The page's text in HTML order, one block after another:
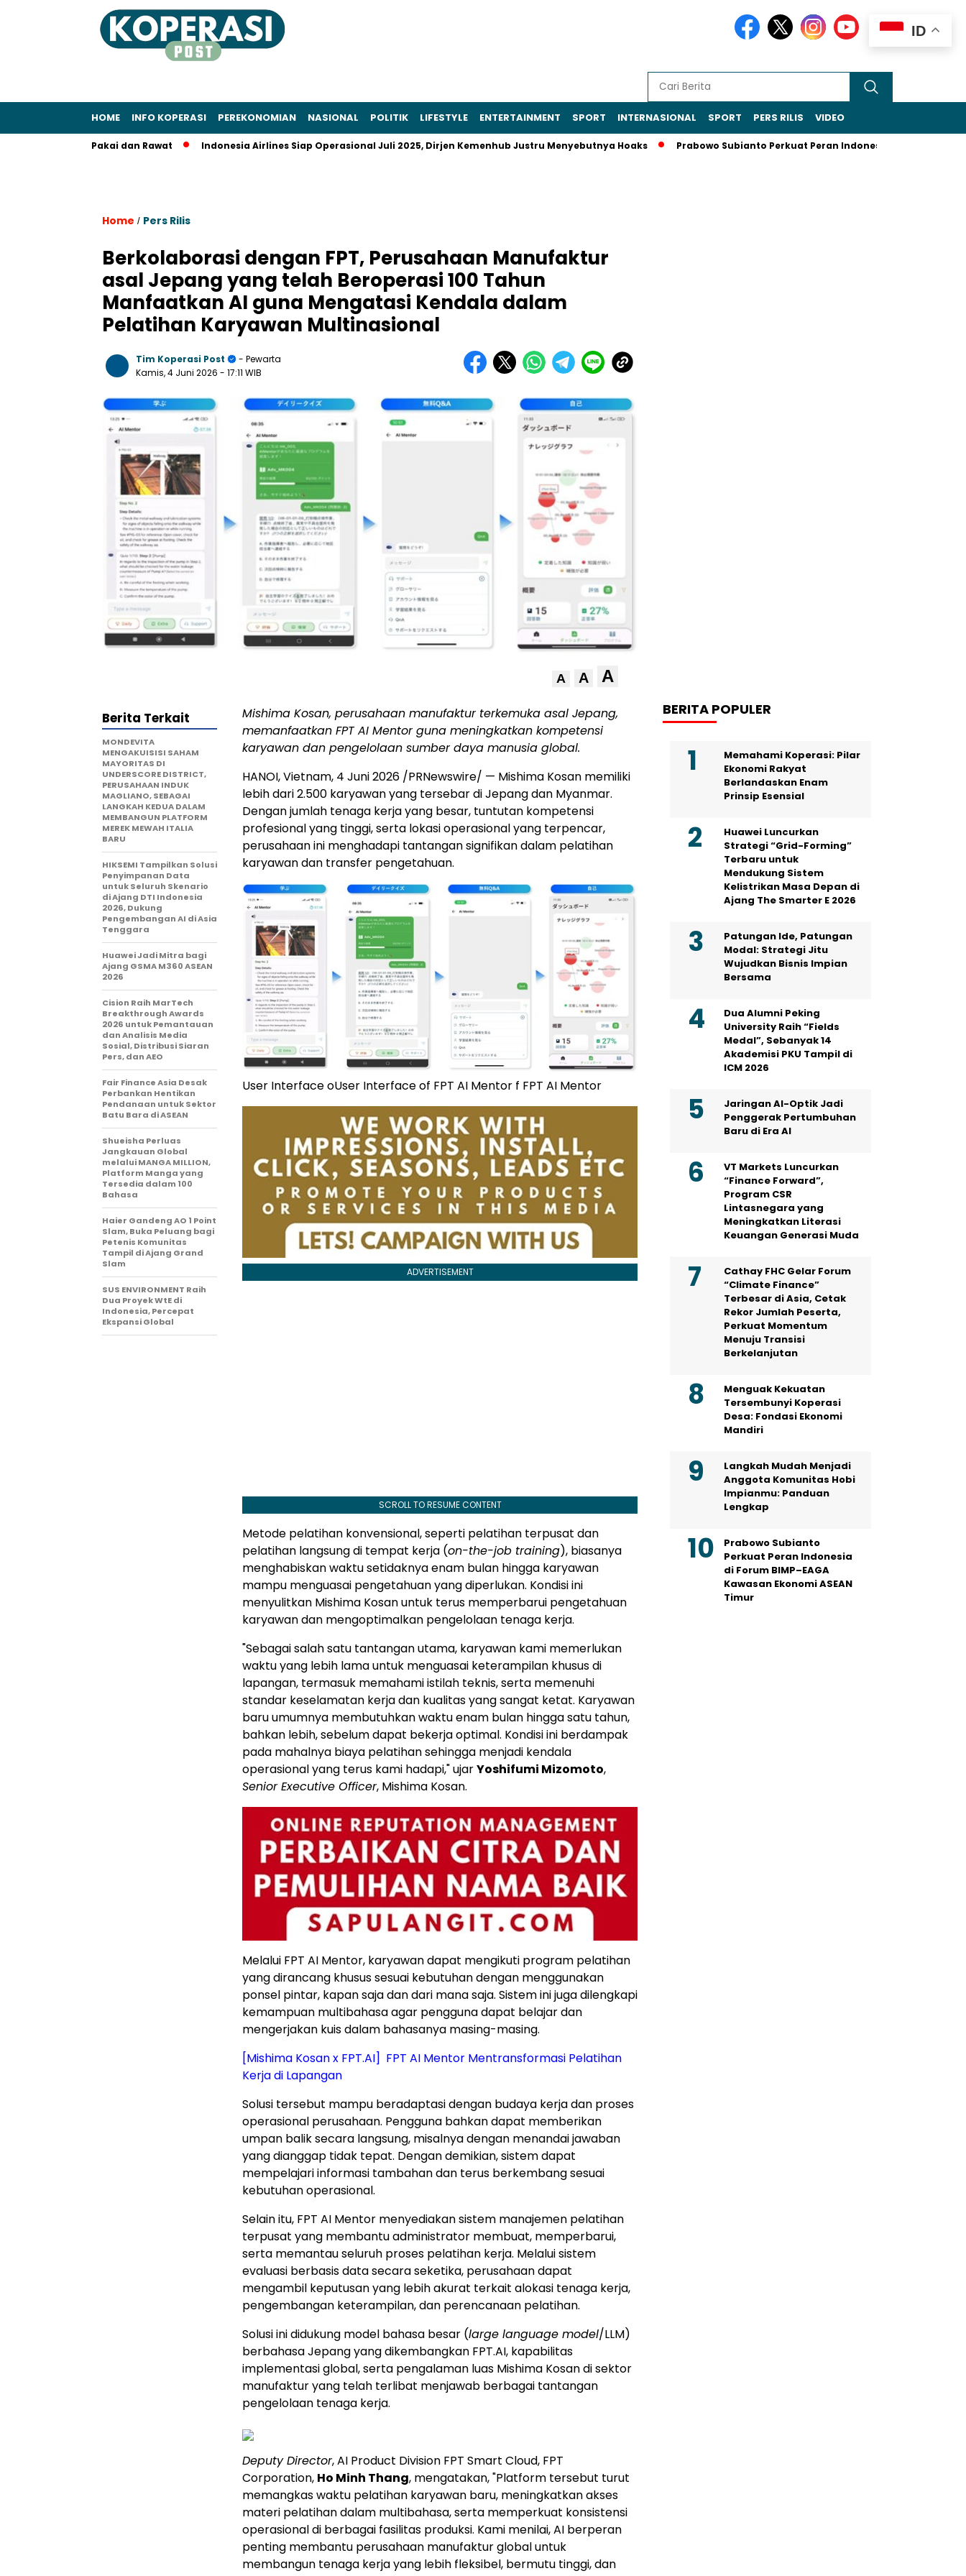
HOME INFO KOPERASI PEREKONOMIAN NASIONAL POLITIK LIFESTYLE ENTERTAINMENT SPORT INTERNASIONAL SPORT PERS RILIS VIDEO
Segera Pakai dan Rawat Indonesia Airlines Siap Operasional Juli 2025, Dirjen Kemenhub Justru Menyebutnya Hoaks Prabowo Subianto Perkuat Peran Indonesia di Forum BIMP–EAGA
Home / Pers Rilis
Berkolaborasi dengan FPT, Perusahaan Manufaktur
asal Jepang yang telah Beroperasi 100 Tahun
Manfaatkan AI guna Mengatasi Kendala dalam
Pelatihan Karyawan Multinasional
Tim Koperasi Post
- Pewarta
Kamis, 4 Juni 2026 - 17:11 WIB
A A A
Mishima Kosan, perusahaan manufaktur terkemuka asal Jepang,
memanfaatkan FPT AI Mentor guna meningkatkan kompetensi
karyawan dan pengelolaan sumber daya manusia global.
HANOI, Vietnam, 4 Juni 2026 /PRNewswire/ — Mishima Kosan memiliki
lebih dari 2.500 karyawan yang tersebar di Jepang dan Myanmar.
Dengan jumlah tenaga kerja yang besar, tuntutan kompetensi
profesional yang tinggi, serta lokasi operasional yang terpencar,
perusahaan ini menghadapi tantangan signifikan dalam pelatihan
karyawan dan transfer pengetahuan.
User Interface oUser Interface of FPT AI Mentor f FPT AI Mentor
ADVERTISEMENT
SCROLL TO RESUME CONTENT
Metode pelatihan konvensional, seperti pelatihan terpusat dan
pelatihan langsung di tempat kerja (on-the-job training), biasanya
menghabiskan waktu setidaknya enam bulan hingga karyawan
mampu menguasai pengetahuan yang diperlukan. Kondisi ini
menyulitkan Mishima Kosan untuk terus memperbarui pengetahuan
karyawan dan mengoptimalkan pengelolaan tenaga kerja.
"Sebagai salah satu tantangan utama, karyawan kami memerlukan
waktu yang lebih lama untuk menguasai keterampilan khusus di
lapangan, termasuk memahami istilah teknis, serta memenuhi
standar keselamatan kerja dan kualitas yang sangat ketat. Karyawan
baru umumnya membutuhkan waktu enam bulan hingga satu tahun,
bahkan lebih, sebelum dapat bekerja optimal. Kondisi ini berdampak
pada mahalnya biaya pelatihan sehingga menjadi kendala
operasional yang terus kami hadapi," ujarYoshifumi Mizomoto,
Senior Executive Officer, Mishima Kosan.
Melalui FPT AI Mentor, karyawan dapat mengikuti program pelatihan
yang dirancang khusus sesuai kebutuhan dengan menggunakan
ponsel pintar, kapan saja dan dari mana saja. Sistem ini juga dilengkapi
kemampuan multibahasa agar pengguna dapat belajar dan
mengerjakan kuis dalam bahasanya masing-masing.
[Mishima Kosan x FPT.AI] FPT AI Mentor Mentransformasi Pelatihan
Kerja di Lapangan
Solusi tersebut mampu beradaptasi dengan budaya kerja dan proses
operasional perusahaan. Pengguna bahkan dapat memberikan
umpan balik secara langsung, misalnya dengan menandai jawaban
yang dianggap tidak tepat. Dengan demikian, sistem dapat
mempelajari informasi tambahan dan terus berkembang sesuai
kebutuhan operasional.
Selain itu, FPT AI Mentor menyediakan sistem manajemen pelatihan
terpusat yang membantu administrator membuat, memperbarui,
serta memantau seluruh proses pelatihan kerja. Melalui sistem
evaluasi berbasis data secara seketika, perusahaan dapat
mengambil keputusan yang lebih akurat terkait alokasi tenaga kerja,
pengembangan keterampilan, dan perencanaan pelatihan.
Solusi ini didukung model bahasa besar (large language model/LLM)
berbahasa Jepang yang dikembangkan FPT.AI, kapabilitas
implementasi global, serta pengalaman luas Mishima Kosan di sektor
manufaktur yang telah terlibat menjawab berbagai tantangan
pengelolaan tenaga kerja.
Deputy Director, AI Product Division FPT Smart Cloud, FPT
Corporation, Ho Minh Thang, mengatakan, "Platform tersebut turut
memangkas waktu pelatihan karyawan baru, meningkatkan akses
materi pelatihan dalam multibahasa, serta memperkuat konsistensi
operasional di berbagai fasilitas produksi. Kami menilai, AI berperan
penting membantu perusahaan manufaktur global untuk
membangun tenaga kerja yang lebih fleksibel, bermutu tinggi, dan
Berita Terkait
MONDEVITA
MENGAKUISISI SAHAM
MAYORITAS DI
UNDERSCORE DISTRICT,
PERUSAHAAN INDUK
MAGLIANO, SEBAGAI
LANGKAH KEDUA DALAM
MEMBANGUN PLATFORM
MEREK MEWAH ITALIA
BARU
HIKSEMI Tampilkan Solusi
Penyimpanan Data
untuk Seluruh Skenario
di Ajang DTI Indonesia
2026, Dukung
Pengembangan AI di Asia
Tenggara
Huawei Jadi Mitra bagi
Ajang GSMA M360 ASEAN
2026
Cision Raih MarTech
Breakthrough Awards
2026 untuk Pemantauan
dan Analisis Media
Sosial, Distribusi Siaran
Pers, dan AEO
Fair Finance Asia Desak
Perbankan Hentikan
Pendanaan untuk Sektor
Batu Bara di ASEAN
Shueisha Perluas
Jangkauan Global
melalui MANGA MILLION,
Platform Manga yang
Tersedia dalam 100
Bahasa
Haier Gandeng AO 1 Point
Slam, Buka Peluang bagi
Petenis Komunitas
Tampil di Ajang Grand
Slam
SUS ENVIRONMENT Raih
Dua Proyek WtE di
Indonesia, Percepat
Ekspansi Global
BERITA POPULER
Memahami Koperasi: Pilar
Ekonomi Rakyat
Berlandaskan Enam
Prinsip Esensial
Huawei Luncurkan
Strategi “Grid-Forming”
Terbaru untuk
Mendukung Sistem
Kelistrikan Masa Depan di
Ajang The Smarter E 2026
Patungan Ide, Patungan
Modal: Strategi Jitu
Wujudkan Bisnis Impian
Bersama
Dua Alumni Peking
University Raih “Fields
Medal”, Sebanyak 14
Akademisi PKU Tampil di
ICM 2026
Jaringan AI-Optik Jadi
Penggerak Pertumbuhan
Baru di Era AI
VT Markets Luncurkan
“Finance Forward”,
Program CSR
Lintasnegara yang
Meningkatkan Literasi
Keuangan Generasi Muda
Cathay FHC Gelar Forum
“Climate Finance”
Terbesar di Asia, Cetak
Rekor Jumlah Peserta,
Perkuat Momentum
Menuju Transisi
Berkelanjutan
Menguak Kekuatan
Tersembunyi Koperasi
Desa: Fondasi Ekonomi
Mandiri
Langkah Mudah Menjadi
Anggota Komunitas Hobi
Impianmu: Panduan
Lengkap
Prabowo Subianto
Perkuat Peran Indonesia
di Forum BIMP–EAGA
Kawasan Ekonomi ASEAN
Timur
ID